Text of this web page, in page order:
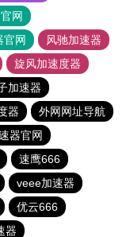
网
官网
风驰加速器
旋风加速度器
加速器
器
外网网址导航
器官网
速鹰666
veee加速器
优云666
器